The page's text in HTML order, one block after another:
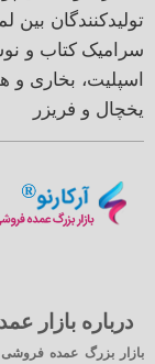
تولیدکنندگان بین
سرامیک کتاب و
اسپلیت، بخاری و
یخچال و فریزر
درباره بازار
بازار بزرگ عمده فروشی